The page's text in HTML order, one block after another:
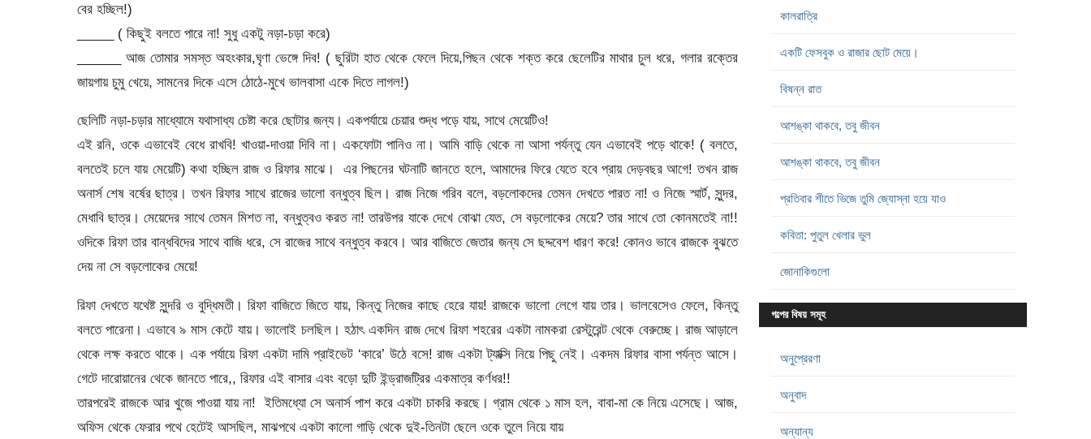
বের হচ্ছিল!)
_____ ( কিছুই বলতে পারে না! সুধু একটু নড়া-চড়া করে)
______ আজ তোমার সমস্ত অহংকার,ঘৃণা ভেঙ্গে দিব! ( ছুরিটা হাত থেকে ফেলে দিয়ে,পিছন থেকে শক্ত করে ছেলেটির মাথার চুল ধরে, গলার রক্তের
জায়গায় চুমু খেয়ে, সামনের দিকে এসে ঠোঠে-মুখে ভালবাসা একে দিতে লাগল!)
ছেলিটি নড়া-চড়ার মাধ্যোমে যথাসাধ্য চেষ্টা করে ছোটার জন্য। একপর্যায়ে চেয়ার শুদ্ধ পড়ে যায়, সাথে মেয়েটিও!
এই রনি, ওকে এভাবেই বেধে রাখবি! খাওয়া-দাওয়া দিবি না। একফোটা পানিও না। আমি বাড়ি থেকে না আসা পর্যন্তু যেন এভাবেই পড়ে থাকে! ( বলতে,
বলতেই চলে যায় মেয়েটি) কথা হচ্ছিল রাজ ও রিফার মাঝে। এর পিছনের ঘটনাটি জানতে হলে, আমাদের ফিরে যেতে হবে প্রায় দেড়বছর আগে! তখন রাজ
অনার্স শেষ বর্ষের ছাত্র। তখন রিফার সাথে রাজের ভালো বন্ধুত্ব ছিল। রাজ নিজে গরিব বলে, বড়লোকদের তেমন দেখতে পারত না! ও নিজে স্মার্ট, সুন্দর,
মেধাবি ছাত্র। মেয়েদের সাথে তেমন মিশত না, বন্ধুত্বও করত না! তারউপর যাকে দেখে বোঝা যেত, সে বড়লোকের মেয়ে? তার সাথে তো কোনমতেই না!!
ওদিকে রিফা তার বান্ধবিদের সাথে বাজি ধরে, সে রাজের সাথে বন্ধুত্ব করবে। আর বাজিতে জেতার জন্য সে ছদ্দবেশ ধারণ করে! কোনও ভাবে রাজকে বুঝতে
দেয় না সে বড়লোকের মেয়ে!
রিফা দেখতে যথেষ্ট সুন্দরি ও বুদ্ধিমতী। রিফা বাজিতে জিতে যায়, কিন্তু নিজের কাছে হেরে যায়! রাজকে ভালো লেগে যায় তার। ভালবেসেও ফেলে, কিন্তু
বলতে পারেনা। এভাবে ৯ মাস কেটে যায়। ভালোই চলছিল। হঠাৎ একদিন রাজ দেখে রিফা শহরের একটা নামকরা রেস্টুরেন্ট থেকে বেরুচ্ছে। রাজ আড়ালে
থেকে লক্ষ করতে থাকে। এক পর্যায়ে রিফা একটা দামি প্রাইভেট ‘কারে’ উঠে বসে! রাজ একটা ট্যাক্সি নিয়ে পিছু নেই। একদম রিফার বাসা পর্যন্ত আসে।
গেটে দারোয়ানের থেকে জানতে পারে,, রিফার এই বাসার এবং বড়ো দুটি ইন্ড্রাজট্রির একমাত্র কর্ণধর!!
তারপরেই রাজকে আর খুজে পাওয়া যায় না! ইতিমধ্যো সে অনার্স পাশ করে একটা চাকরি করছে। গ্রাম থেকে ১ মাস হল, বাবা-মা কে নিয়ে এসেছে। আজ,
অফিস থেকে ফেরার পথে হেটেই আসছিল, মাঝপথে একটা কালো গাড়ি থেকে দুই-তিনটা ছেলে ওকে তুলে নিয়ে যায়
কালরাত্রি
একটি ফেসবুক ও রাজার ছোট মেয়ে।
বিষন্ন রাত
আশঙ্কা থাকবে, তবু জীবন
আশঙ্কা থাকবে, তবু জীবন
প্রতিবার শীতে ভিজে তুমি জ্যোস্না হয়ে যাও
কবিতা: পুতুল খেলার ভুল
জোনাকিগুলো
গল্পের বিষয় সমূহ
অনুপ্রেরণা
অনুবাদ
অন্যান্য